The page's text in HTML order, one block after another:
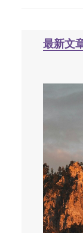
最新文